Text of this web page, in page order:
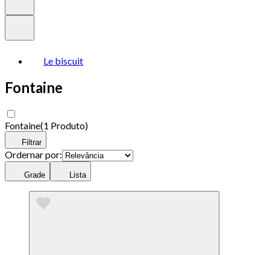
Le biscuit
Fontaine
Fontaine(1 Produto)
Filtrar
Ordernar por:
Grade Lista